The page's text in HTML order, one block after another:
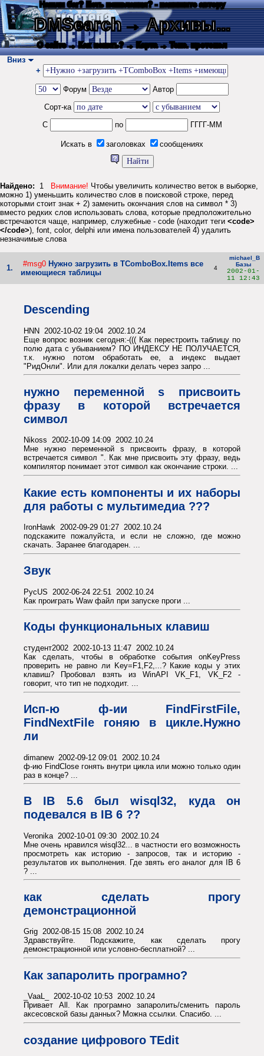
Нашли баг? Есть пожелания? - напишите автору
DMSearch→ Архивы...
О сайте → Как искать? → Карта → Текс. протокол
Вниз
+
Форум
Автор
Сорт-ка
С
по ГГГГ-ММ
Искать в заголовках сообщениях
Найдено: 1 Внимание! Чтобы увеличить количество веток в выборке,
можно 1) уменьшить количество слов в поисковой строке, перед
которыми стоит знак + 2) заменить окончания слов на символ * 3)
вместо редких слов использовать слова, которые предположительно
встречаются чаще, например, служебные - code (находит теги <code>
</code>), font, color, delphi или имена пользователей 4) удалить
незначимые слова
1. #msg0 Нужно загрузить в TComboBox.Items все
имеющиеся таблицы
4
michael_B
Базы
2002-01-
11 12:43
Descending
HNN 2002-10-02 19:04 2002.10.24
Еще вопрос возник сегодня:-((( Как перестроить таблицу по
полю дата с убыванием? ПО ИНДЕКСУ НЕ ПОЛУЧАЕТСЯ,
т.к. нужно потом обработать ее, а индекс выдает
"РидОнли". Или для локалки делать через запро ...
нужно переменной s присвоить
фразу в которой встречается
символ
Nikoss 2002-10-09 14:09 2002.10.24
Мне нужно переменной s присвоить фразу, в которой
встречается символ ". Как мне присвоить эту фразу, ведь
компилятор понимает этот символ как окончание строки. ...
Какие есть компоненты и их наборы
для работы с мультимедиа ???
IronHawk 2002-09-29 01:27 2002.10.24
подскажите пожалуйста, и если не сложно, где можно
скачать. Заранее благодарен. ...
Звук
PycUS 2002-06-24 22:51 2002.10.24
Как проиграть Waw файл при запуске проги ...
Коды функциональных клавиш
студент2002 2002-10-13 11:47 2002.10.24
Как сделать, чтобы в обработке события onKeyPress
проверить не равно ли Key=F1,F2,...? Какие коды у этих
клавиш? Пробовал взять из WinAPI VK_F1, VK_F2 -
говорит, что тип не подходит. ...
Исп-ю ф-ии FindFirstFile,
FindNextFile гоняю в цикле.Нужно
ли
dimanew 2002-09-12 09:01 2002.10.24
ф-ию FindClose гонять внутри цикла или можно только один
раз в конце? ...
В IB 5.6 был wisql32, куда он
подевался в IB 6 ??
Veronika 2002-10-01 09:30 2002.10.24
Мне очень нравился wisql32... в частности его возможность
просмотреть как историю - запросов, так и историю -
результатов их выполнения. Где звять его аналог для IB 6
? ...
как сделать прогу
демонстрационной
Grig 2002-08-15 15:08 2002.10.24
Здравствуйте. Подскажите, как сделать прогу
демонстрационной или условно-бесплатной? ...
Как запаролить програмно?
_VaaL_ 2002-10-02 10:53 2002.10.24
Привает All. Как програмно запаролить/сменить пароль
аксесовской базы данных? Можна ссылки. Спасибо. ...
создание цифрового TEdit